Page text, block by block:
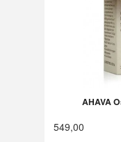
AHAVA
549,00